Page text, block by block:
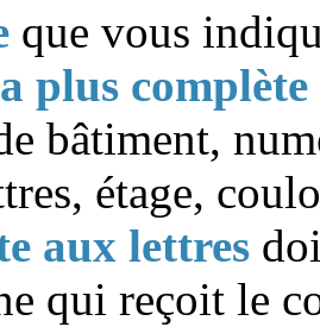
que vous
plus complète
bâtiment,
étage,
aux lettres
qui reçoit le